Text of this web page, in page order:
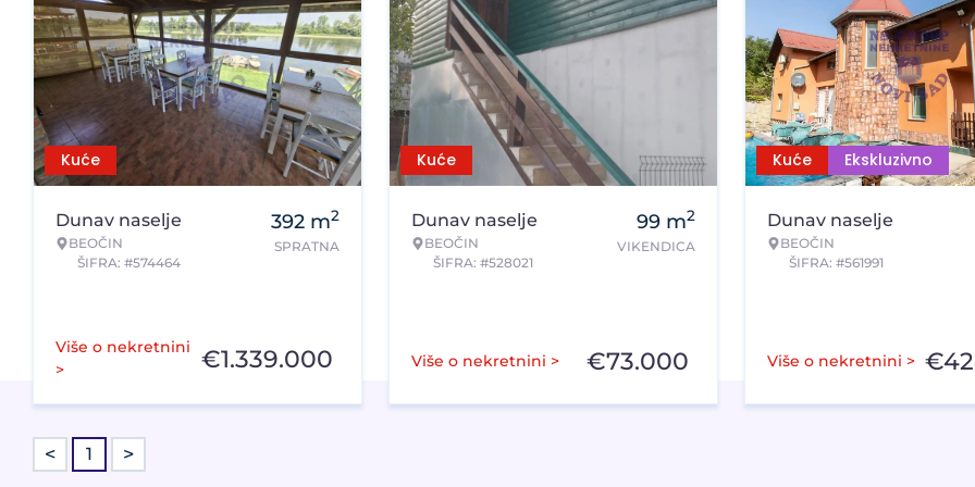
Kuće
Dunav naselje
BEOČIN
ŠIFRA: #574464
392 m2
SPRATNA
Više o nekretnini
>
€1.339.000
Kuće
Dunav naselje
BEOČIN
ŠIFRA: #528021
99 m2
VIKENDICA
Više o nekretnini > €73.000
Kuće Ekskluzivno
Dunav naselje
BEOČIN
ŠIFRA: #561991
Više o nekretnini > €
< 1 >